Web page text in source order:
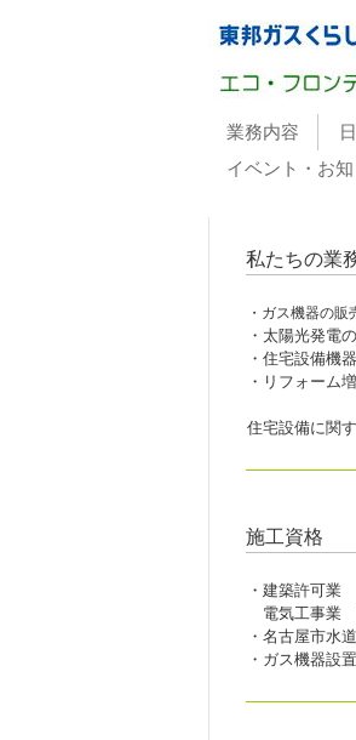
業務内容
イベント・お
私たちの業
・ガス機器の
・太陽光発電
・住宅設備機
・リフォーム
住宅設備に関
施工資格
・建築許可業
電気工事業
・名古屋市水
・ガス機器設